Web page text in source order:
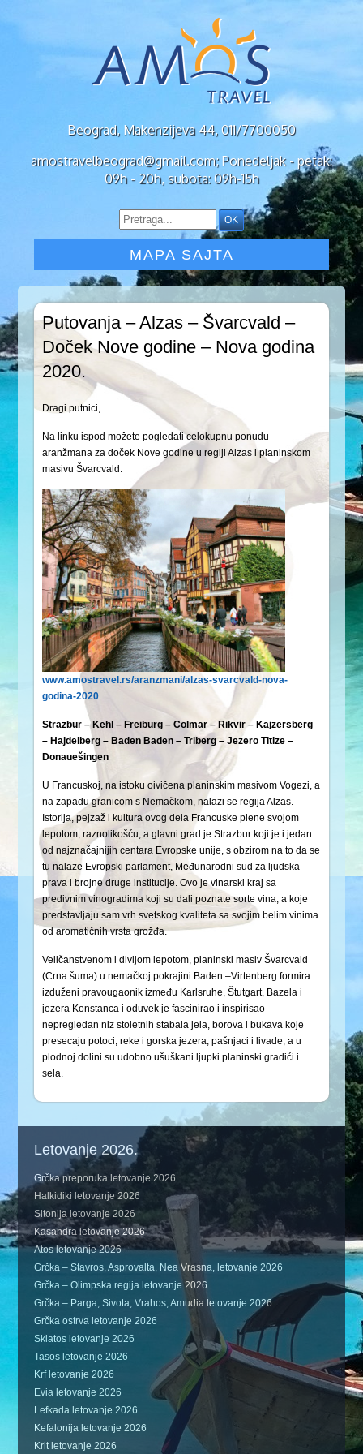
Beograd, Makenzijeva 44, 011/7700050
amostravelbeograd@gmail.com; Ponedeljak - petak:
09h - 20h, subota: 09h-15h
MAPA SAJTA
Putovanja – Alzas – Švarcvald –
Doček Nove godine – Nova godina
2020.
Dragi putnici,
Na linku ispod možete pogledati celokupnu ponudu
aranžmana za doček Nove godine u regiji Alzas i planinskom
masivu Švarcvald:
www.amostravel.rs/aranzmani/alzas-svarcvald-nova-
godina-2020
Strazbur – Kehl – Freiburg – Colmar – Rikvir – Kajzersberg
– Hajdelberg – Baden Baden – Triberg – Jezero Titize –
Donauešingen
U Francuskoj, na istoku oivičena planinskim masivom Vogezi, a
na zapadu granicom s Nemačkom, nalazi se regija Alzas.
Istorija, pejzaž i kultura ovog dela Francuske plene svojom
lepotom, raznolikošću, a glavni grad je Strazbur koji je i jedan
od najznačajnijih centara Evropske unije, s obzirom na to da se
tu nalaze Evropski parlament, Međunarodni sud za ljudska
prava i brojne druge institucije. Ovo je vinarski kraj sa
predivnim vinogradima koji su dali poznate sorte vina, a koje
predstavljaju sam vrh svetskog kvaliteta sa svojim belim vinima
od aromatičnih vrsta grožđa.
Veličanstvenom i divljom lepotom, planinski masiv Švarcvald
(Crna šuma) u nemačkoj pokrajini Baden –Virtenberg formira
izduženi pravougaonik između Karlsruhe, Štutgart, Bazela i
jezera Konstanca i oduvek je fascinirao i inspirisao
nepregledan niz stoletnih stabala jela, borova i bukava koje
presecaju potoci, reke i gorska jezera, pašnjaci i livade, a u
plodnoj dolini su udobno ušuškani ljupki planinski gradići i
sela.
Letovanje 2026.
Grčka preporuka letovanje 2026
Halkidiki letovanje 2026
Sitonija letovanje 2026
Kasandra letovanje 2026
Atos letovanje 2026
Grčka – Stavros, Asprovalta, Nea Vrasna, letovanje 2026
Grčka – Olimpska regija letovanje 2026
Grčka – Parga, Sivota, Vrahos, Amudia letovanje 2026
Grčka ostrva letovanje 2026
Skiatos letovanje 2026
Tasos letovanje 2026
Krf letovanje 2026
Evia letovanje 2026
Lefkada letovanje 2026
Kefalonija letovanje 2026
Krit letovanje 2026